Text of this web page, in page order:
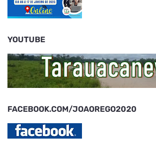
YOUTUBE
FACEBOOK.COM/JOAOREGO2020